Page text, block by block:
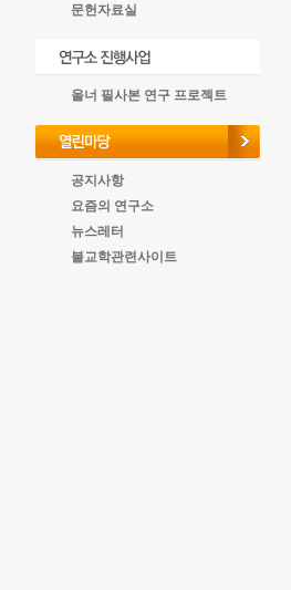
문헌자료실
올너 필사본 연구 프로젝트
공지사항
요즘의 연구소
뉴스레터
불교학관련사이트